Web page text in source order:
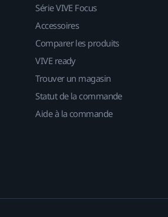
Série VIVE Focus
Accessoires
Comparer les produits
VIVE ready
Trouver un magasin
Statut de la commande
Aide à la commande